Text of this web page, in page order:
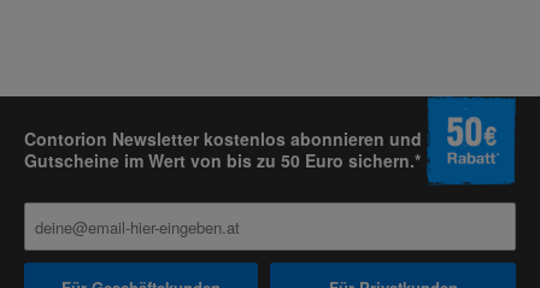
Contorion Newsletter kostenlos abonnieren und
Gutscheine im Wert von bis zu 50 Euro sichern.*